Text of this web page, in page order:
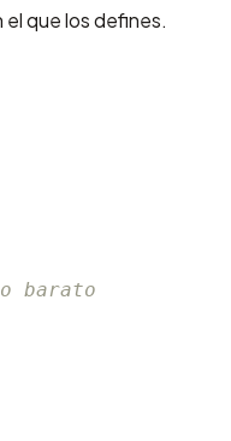
que los defines.
barato